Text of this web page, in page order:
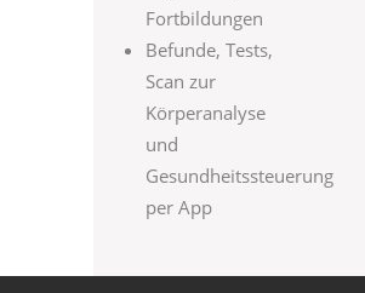
Fortbildungen
Befunde, Tests,
Scan zur
Körperanalyse
und
Gesundheitssteuerung
per App